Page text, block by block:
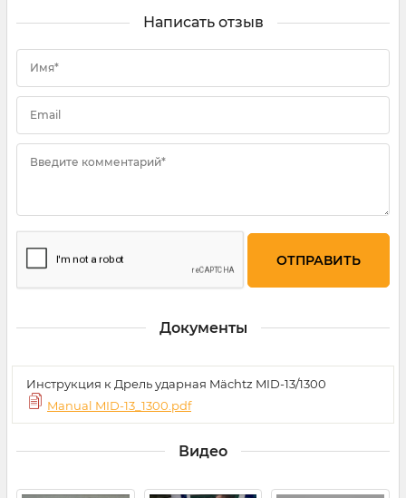
Написать отзыв
Имя*
Email
Введите комментарий*
Документы
Инструкция к Дрель ударная Mächtz MID-13/1300
Manual MID-13_1300.pdf
Видео